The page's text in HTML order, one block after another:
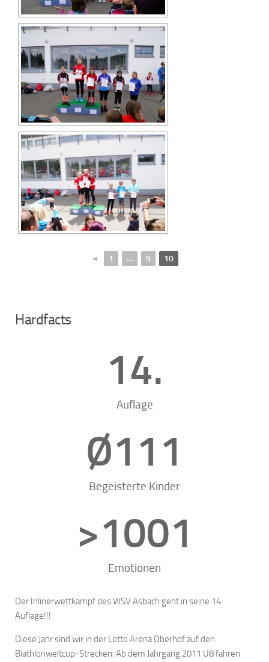
◄ 1 … 9 10
Hardfacts
14.
Auflage
Ø111
Begeisterte Kinder
>1001
Emotionen
Der Inlinerwettkampf des WSV Asbach geht in seine 14.
Auflage!!!
Diese Jahr sind wir in der Lotto Arena Oberhof auf den
Biathlonweltcup-Strecken. Ab dem Jahrgang 2011 U8 fahren